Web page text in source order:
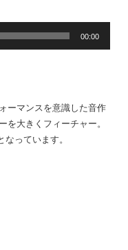
00:00
ーマンスを意識した音作
を大きくフィーチャー。
っています。